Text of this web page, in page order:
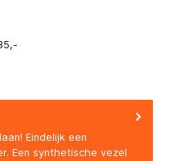
Eindelijk een
Een synthetische vezel